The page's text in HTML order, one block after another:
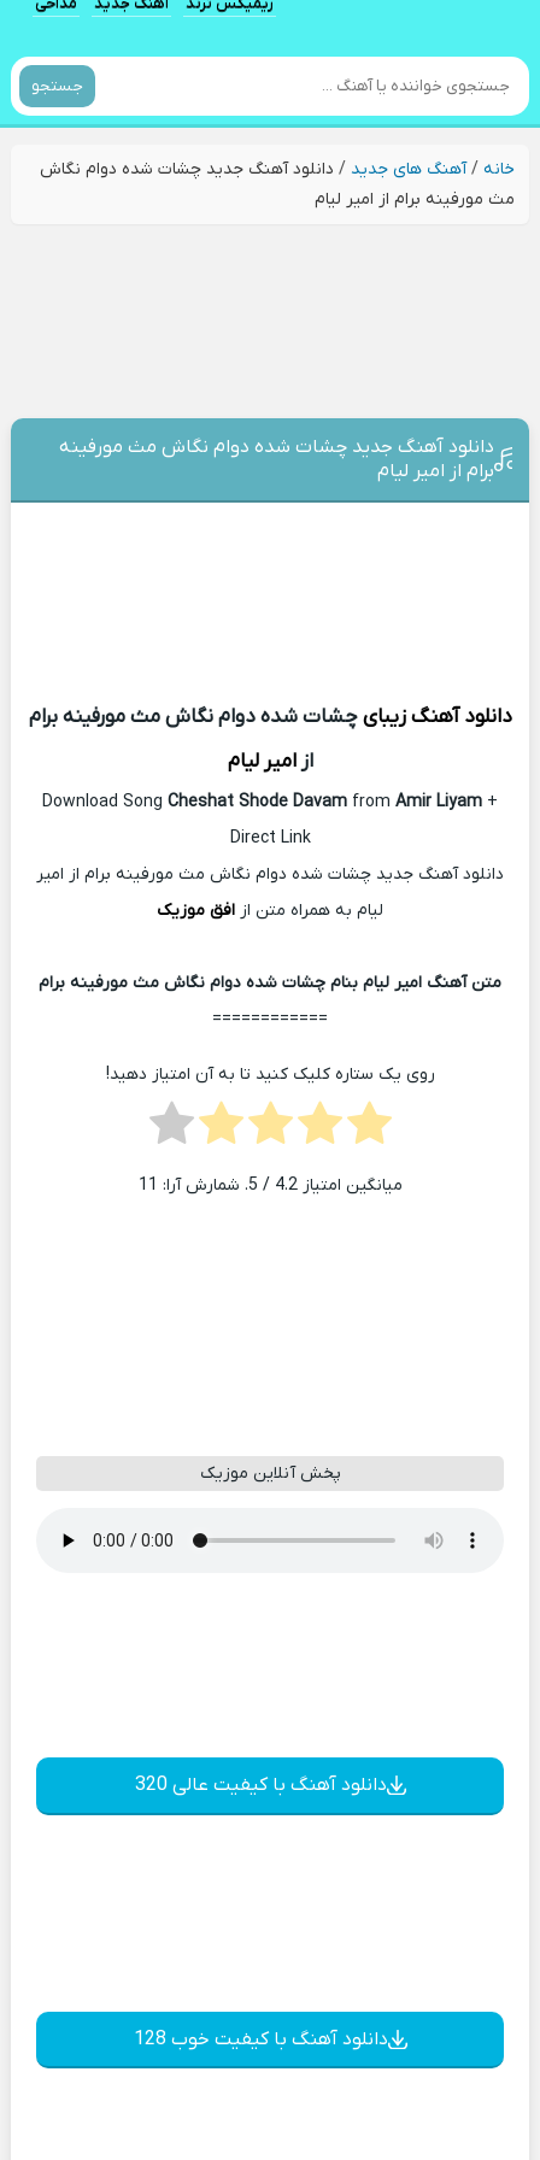
جستجو
خانه/آهنگ های جدید / دانلود آهنگ جدید چشات شده دوام نگاش
مث مورفینه برام از امیر لیام
دانلود آهنگ جدید چشات شده دوام نگاش مث مورفینه
برام از امیر لیام
دانلود آهنگ زیبای چشات شده دوام نگاش مث مورفینه برام
ازامیر لیام
Download Song Cheshat Shode Davam from Amir Liyam +
Direct Link
دانلود آهنگ جدید چشات شده دوام نگاش مث مورفینه برام از امیر
لیام به همراه متن از افق موزیک
متن آهنگ امیر لیام بنام چشات شده دوام نگاش مث مورفینه برام
============
روی یک ستاره کلیک کنید تا به آن امتیاز دهید!
میانگین امتیاز4.2 / 5. شمارش آرا: 11
پخش آنلاین موزیک
دانلود آهنگ با کیفیت عالی 320
دانلود آهنگ با کیفیت خوب 128